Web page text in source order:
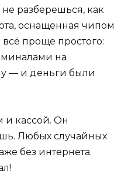
не разберешься, как
оснащенная чипом
проще простого:
на
— и деньги были
и кассой. Он
Любых случайных
без интернета.